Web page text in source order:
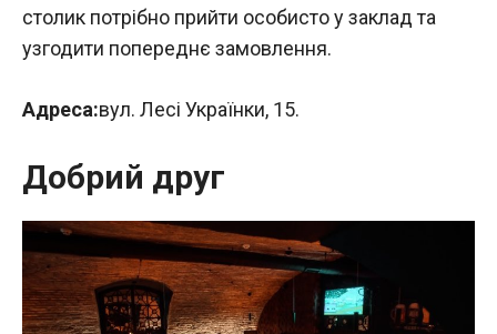
столик потрібно прийти особисто у заклад та
узгодити попереднє замовлення.
Адреса:вул. Лесі Українки, 15.
Добрий друг